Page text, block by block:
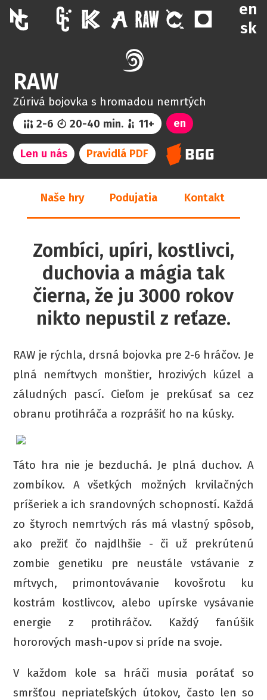
en
sk
RAW
Zúrivá bojovka s hromadou nemrtých
2-6
20-40 min. 11+ en
Len u nás Pravidlá PDF
Naše hry Podujatia Kontakt
Zombíci, upíri, kostlivci,
duchovia a mágia tak
čierna, že ju 3000 rokov
nikto nepustil z reťaze.
RAW je rýchla, drsná bojovka pre 2-6 hráčov. Je
plná nemŕtvych monštier, hrozivých kúzel a
záludných pascí. Cieľom je prekúsať sa cez
obranu protihráča a rozprášiť ho na kúsky.
Táto hra nie je bezduchá. Je plná duchov. A
zombíkov. A všetkých možných krvilačných
príšeriek a ich srandovných schopností. Každá
zo štyroch nemrtvých rás má vlastný spôsob,
ako prežiť čo najdlhšie - či už prekrútenú
zombie genetiku pre neustále vstávanie z
mŕtvych, primontovávanie kovošrotu ku
kostrám kostlivcov, alebo upírske vysávanie
energie z protihráčov. Každý fanúšik
hororových mash-upov si príde na svoje.
V každom kole sa hráči musia porátať so
smršťou nepriateľských útokov, často len so